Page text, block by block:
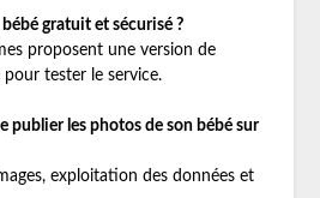
gratuit et sécurisé ?
proposent une version de
tester le service.
publier les photos de son bébé sur
exploitation des données et